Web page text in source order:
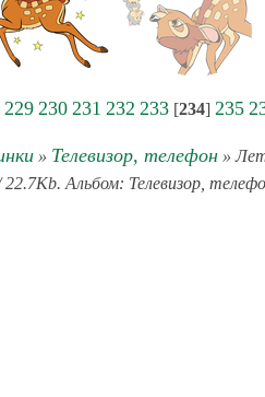
229 230 231 232 233[234] 235
» Телевизор, телефон»
Альбом: Телевизор,